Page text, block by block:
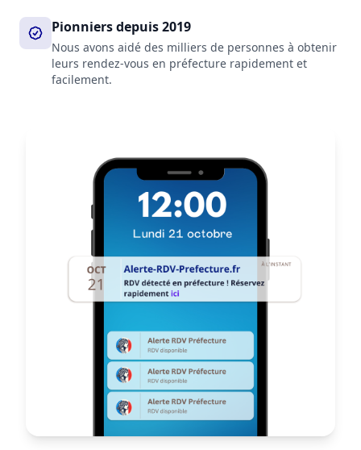
Pionniers depuis 2019
Nous avons aidé des milliers de personnes à obtenir
leurs rendez-vous en préfecture rapidement et
facilement.